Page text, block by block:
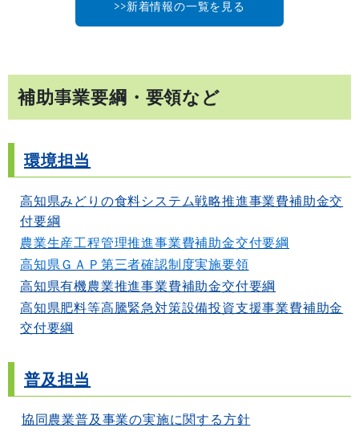
>>新着情報の一覧を見る
補助事業要綱・要領など
環境担当
高知県みどりの食料システム戦略推進事業費補助金交
付要綱
農業生産工程管理推進事業費補助金交付要綱
高知県ＧＡＰ第三者確認制度実施要領
高知県有機農業推進事業費補助金交付要綱
高知県肥料等高騰緊急対策設備投資支援事業費補助金
交付要綱
普及担当
協同農業普及事業の実施に関する方針